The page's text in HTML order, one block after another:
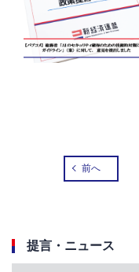
前へ
提言・ニュース